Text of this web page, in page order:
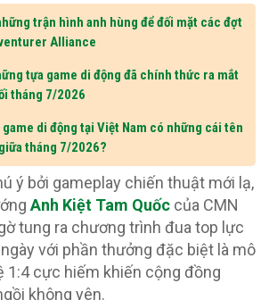
trận hình anh hùng để đối mặt các đợt
Alliance
tựa game di động đã chính thức ra mắt
tháng 7/2026
di động tại Việt Nam có những cái tên
tháng 7/2026?
ý bởi gameplay chiến thuật mới lạ,
Anh Kiệt Tam Quốc của CMN
tung ra chương trình đua top lực
với phần thưởng đặc biệt là mô
1:4 cực hiếm khiến cộng đồng
không yên.